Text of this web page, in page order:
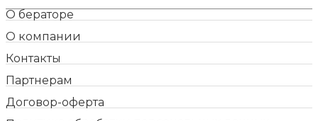
О бераторе
О компании
Контакты
Партнерам
Договор-оферта